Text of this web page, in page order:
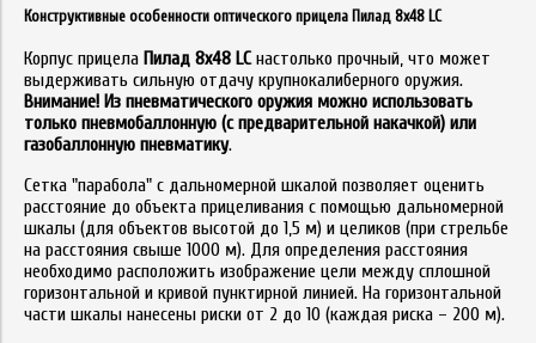
Конструктивные особенности оптического прицела Пилад 8x48 LC
Корпус прицела Пилад 8x48 LCнастолько прочный, что может
выдерживать сильную отдачу крупнокалиберного оружия.
Внимание! Из пневматического оружия можно использовать
только пневмобаллонную (с предварительной накачкой) или
газобаллонную пневматику.
Сетка "парабола" с дальномерной шкалой позволяет оценить
расстояние до объекта прицеливания с помощью дальномерной
шкалы (для объектов высотой до 1,5 м) и целиков (при стрельбе
на расстояния свыше 1000 м). Для определения расстояния
необходимо расположить изображение цели между сплошной
горизонтальной и кривой пунктирной линией. На горизонтальной
части шкалы нанесены риски от 2 до 10 (каждая риска – 200 м).